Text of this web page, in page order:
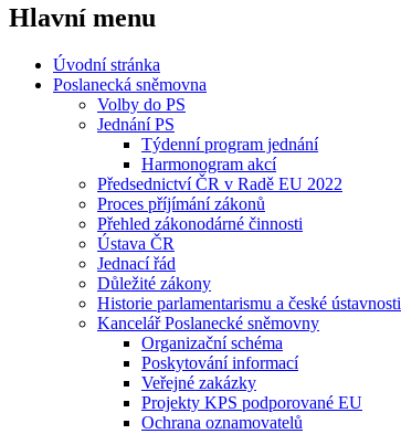
Hlavní menu
Úvodní stránka
Poslanecká sněmovna
Volby do PS
Jednání PS
Týdenní program jednání
Harmonogram akcí
Předsednictví ČR v Radě EU 2022
Proces příjímání zákonů
Přehled zákonodárné činnosti
Ústava ČR
Jednací řád
Důležité zákony
Historie parlamentarismu a české ústavnosti
Kancelář Poslanecké sněmovny
Organizační schéma
Poskytování informací
Veřejné zakázky
Projekty KPS podporované EU
Ochrana oznamovatelů